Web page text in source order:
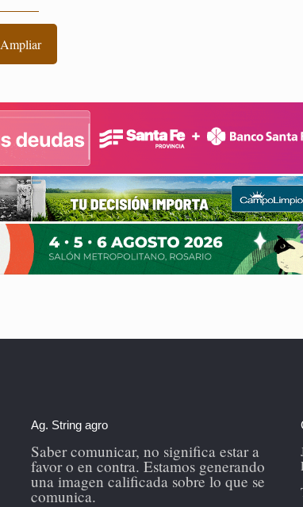
Ampliar
Ag. String agro
Saber comunicar, no significa estar a
favor o en contra. Estamos generando
una imagen calificada sobre lo que se
comunica.